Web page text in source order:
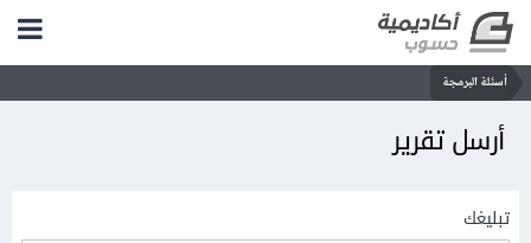
أسئلة البرمجة
أرسل تقرير
تبليغك